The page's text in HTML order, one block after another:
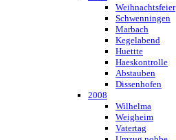
Weihnachtsfeier
Schwenningen
Marbach
Kegelabend
Huettte
Haeskontrolle
Abstauben
Dissenhofen
2008
Wilhelma
Weigheim
Vatertag